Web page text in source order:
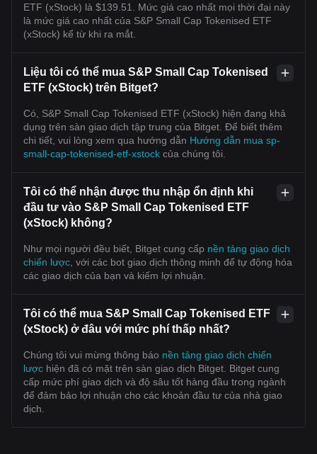
ETF (xStock) là $139.51. Mức giá cao nhất mọi thời đại này
là mức giá cao nhất của S&P Small Cap Tokenised ETF
(xStock) kể từ khi ra mắt.
Liệu tôi có thể mua S&P Small Cap Tokenised
ETF (xStock) trên Bitget?
Có, S&P Small Cap Tokenised ETF (xStock) hiện đang khả
dụng trên sàn giao dịch tập trung của Bitget. Để biết thêm
chi tiết, vui lòng xem qua hướng dẫn Hướng dẫn mua sp-
small-cap-tokenised-etf-xstock của chúng tôi.
Tôi có thể nhận được thu nhập ổn định khi
đầu tư vào S&P Small Cap Tokenised ETF
(xStock) không?
Như mọi người đều biết, Bitget cung cấp nền tảng giao dịch
chiến lược , với các bot giao dịch thông minh để tự động hóa
các giao dịch của bạn và kiếm lợi nhuận.
Tôi có thể mua S&P Small Cap Tokenised ETF
(xStock) ở đâu với mức phí thấp nhất?
Chúng tôi vui mừng thông báo nền tảng giao dịch chiến
lược hiện đã có mặt trên sàn giao dịch Bitget. Bitget cung
cấp mức phí giao dịch và độ sâu tốt hàng đầu trong ngành
để đảm bảo lợi nhuận cho các khoản đầu tư của nhà giao
dịch.